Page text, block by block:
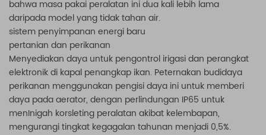
bahwa masa pakai peralatan ini dua kali lebih lama
daripada model yang tidak tahan air.
sistem penyimpanan energi baru
pertanian dan perikanan
Menyediakan daya untuk pengontrol irigasi dan perangkat
elektronik di kapal penangkap ikan. Peternakan budidaya
perikanan menggunakan pengisi daya ini untuk memberi
daya pada aerator, dengan perlindungan IP65 untuk
menInigah korsleting peralatan akibat kelembapan,
mengurangi tingkat kegagalan tahunan menjadi 0,5%.